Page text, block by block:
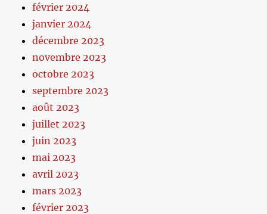
février 2024
janvier 2024
décembre 2023
novembre 2023
octobre 2023
septembre 2023
août 2023
juillet 2023
juin 2023
mai 2023
avril 2023
mars 2023
février 2023